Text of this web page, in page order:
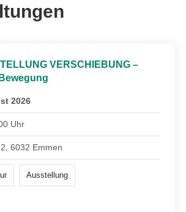
VERSCHIEBUNG –
2026
Uhr
6032 Emmen
Ausstellung